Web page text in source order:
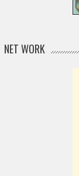
NET WORK